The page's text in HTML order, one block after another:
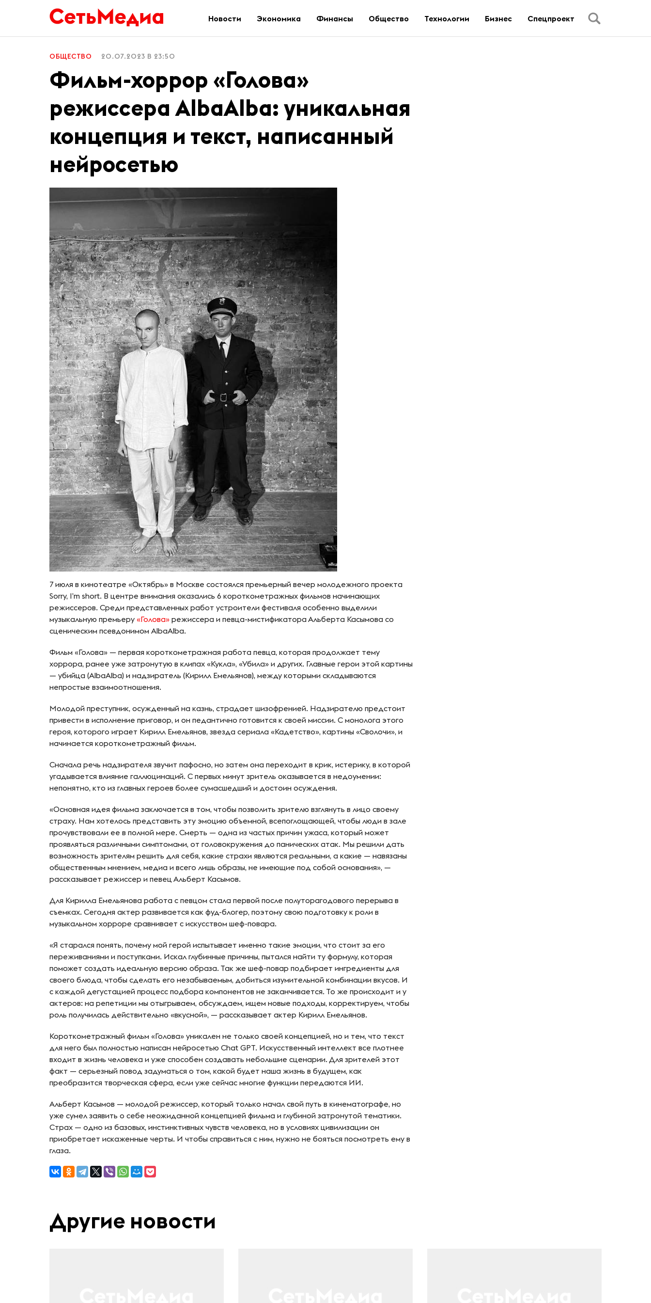
Новости Экономика Финансы Общество Технологии Бизнес Спецпроект
ОБЩЕСТВО 20.07.2023 В 23:50
Фильм-хоррор «Голова»
режиссера AlbaAlba: уникальная
концепция и текст, написанный
нейросетью
7 июля в кинотеатре «Октябрь» в Москве состоялся премьерный вечер молодежного проекта
Sorry, I’m short. В центре внимания оказались 6 короткометражных фильмов начинающих
режиссеров. Среди представленных работ устроители фестиваля особенно выделили
музыкальную премьеру «Голова» режиссера и певца-мистификатора Альберта Касымова со
сценическим псевдонимом AlbaAlba.
Фильм «Голова» — первая короткометражная работа певца, которая продолжает тему
хоррора, ранее уже затронутую в клипах «Кукла», «Убила» и других. Главные герои этой картины
— убийца (AlbaAlba) и надзиратель (Кирилл Емельянов), между которыми складываются
непростые взаимоотношения.
Молодой преступник, осужденный на казнь, страдает шизофренией. Надзирателю предстоит
привести в исполнение приговор, и он педантично готовится к своей миссии. С монолога этого
героя, которого играет Кирилл Емельянов, звезда сериала «Кадетство», картины «Сволочи», и
начинается короткометражный фильм.
Сначала речь надзирателя звучит пафосно, но затем она переходит в крик, истерику, в которой
угадывается влияние галлюцинаций. С первых минут зритель оказывается в недоумении:
непонятно, кто из главных героев более сумасшедший и достоин осуждения.
«Основная идея фильма заключается в том, чтобы позволить зрителю взглянуть в лицо своему
страху. Нам хотелось представить эту эмоцию объемной, всепоглощающей, чтобы люди в зале
прочувствовали ее в полной мере. Смерть — одна из частых причин ужаса, который может
проявляться различными симптомами, от головокружения до панических атак. Мы решили дать
возможность зрителям решить для себя, какие страхи являются реальными, а какие — навязаны
общественным мнением, медиа и всего лишь образы, не имеющие под собой основания», —
рассказывает режиссер и певец Альберт Касымов.
Для Кирилла Емельянова работа с певцом стала первой после полуторагодового перерыва в
съемках. Сегодня актер развивается как фуд-блогер, поэтому свою подготовку к роли в
музыкальном хорроре сравнивает с искусством шеф-повара.
«Я старался понять, почему мой герой испытывает именно такие эмоции, что стоит за его
переживаниями и поступками. Искал глубинные причины, пытался найти ту формулу, которая
поможет создать идеальную версию образа. Так же шеф-повар подбирает ингредиенты для
своего блюда, чтобы сделать его незабываемым, добиться изумительной комбинации вкусов. И
с каждой дегустацией процесс подбора компонентов не заканчивается. То же происходит и у
актеров: на репетиции мы отыгрываем, обсуждаем, ищем новые подходы, корректируем, чтобы
роль получилась действительно «вкусной», — рассказывает актер Кирилл Емельянов.
Короткометражный фильм «Голова» уникален не только своей концепцией, но и тем, что текст
для него был полностью написан нейросетью Chat GPT. Искусственный интеллект все плотнее
входит в жизнь человека и уже способен создавать небольшие сценарии. Для зрителей этот
факт — серьезный повод задуматься о том, какой будет наша жизнь в будущем, как
преобразится творческая сфера, если уже сейчас многие функции передаются ИИ.
Альберт Касымов — молодой режиссер, который только начал свой путь в кинематографе, но
уже сумел заявить о себе неожиданной концепцией фильма и глубиной затронутой тематики.
Страх — одно из базовых, инстинктивных чувств человека, но в условиях цивилизации он
приобретает искаженные черты. И чтобы справиться с ним, нужно не бояться посмотреть ему в
глаза.
Другие новости